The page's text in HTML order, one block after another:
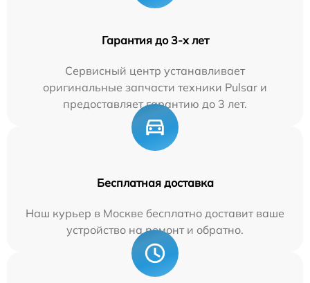
Гарантия до 3-х лет
Сервисный центр устанавливает
оригинальные запчасти техники Pulsar и
предоставляет гарантию до 3 лет.
Бесплатная доставка
Наш курьер в Москве бесплатно доставит ваше
устройство на ремонт и обратно.